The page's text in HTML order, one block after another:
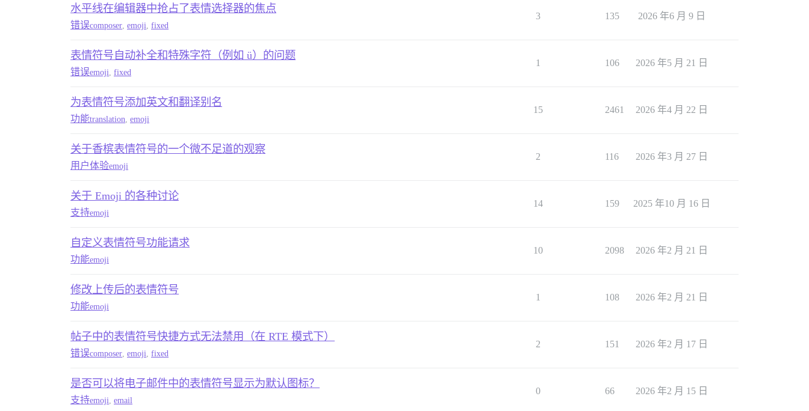
水平线在编辑器中抢占了表情选择器的焦点
错误composer emoji fixed
3 135 2026 年6 月 9 日
表情符号自动补全和特殊字符（例如 ü）的问题
错误emoji fixed
1 106 2026 年5 月 21 日
为表情符号添加英文和翻译别名
功能translation emoji
15 2461 2026 年4 月 22 日
关于香槟表情符号的一个微不足道的观察
用户体验emoji
2 116 2026 年3 月 27 日
关于 Emoji 的各种讨论
支持emoji
14 159 2025 年10 月 16 日
自定义表情符号功能请求
功能emoji
10 2098 2026 年2 月 21 日
修改上传后的表情符号
功能emoji
1 108 2026 年2 月 21 日
帖子中的表情符号快捷方式无法禁用（在 RTE 模式下）
错误composer emoji fixed
2 151 2026 年2 月 17 日
是否可以将电子邮件中的表情符号显示为默认图标？
支持emoji email
0 66 2026 年2 月 15 日